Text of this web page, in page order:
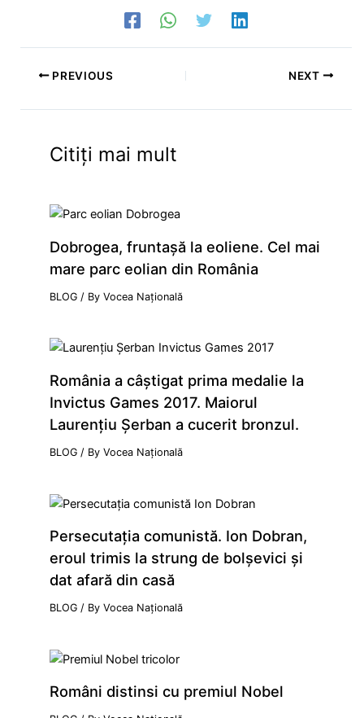
PREVIOUS NEXT
Citiți mai mult
Dobrogea, fruntaşă la eoliene. Cel mai
mare parc eolian din România
BLOG / ByVocea Națională
România a câştigat prima medalie la
Invictus Games 2017. Maiorul
Laurenţiu Şerban a cucerit bronzul.
BLOG / ByVocea Națională
Persecutaţia comunistă. Ion Dobran,
eroul trimis la strung de bolşevici şi
dat afară din casă
BLOG / ByVocea Națională
Români distinsi cu premiul Nobel